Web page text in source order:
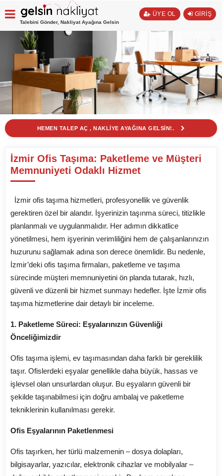
Talebini Gönder, Nakliyat Ayağına Gelsin
ÜYE OL GİRİŞ
HEMEN TALEP AÇ , NAKLİYE AYAĞINA GELSİN!.
İzmir Ofis Taşıma: Paketleme ve Müşteri
Memnuniyeti Odaklı Hizmet
İzmir ofis taşıma hizmetleri, profesyonellik ve güvenlik
gerektiren özel bir alandır. İşyerinizin taşınma süreci, titizlikle
planlanmalı ve uygulanmalıdır. Her adımın dikkatlice
yönetilmesi, hem işyerinin verimliliğini hem de çalışanlarınızın
huzurunu sağlamak adına son derece önemlidir. Bu nedenle,
İzmir’deki ofis taşıma firmaları, paketleme ve taşıma
sürecinde müşteri memnuniyetini ön planda tutarak, hızlı,
güvenli ve düzenli bir hizmet sunmayı hedefler. İşte İzmir ofis
taşıma hizmetlerine dair detaylı bir inceleme.
1. Paketleme Süreci: Eşyalarınızın Güvenliği
Önceliğimizdir
Ofis taşıma işlemi, ev taşımasından daha farklı bir gereklilik
taşır. Ofislerdeki eşyalar genellikle daha büyük, hassas ve
işlevsel olan unsurlardan oluşur. Bu eşyaların güvenli bir
şekilde taşınabilmesi için doğru ambalaj ve paketleme
tekniklerinin kullanılması gerekir.
Ofis Eşyalarının Paketlenmesi
Ofis taşırken, her türlü malzemenin – dosya dolapları,
bilgisayarlar, yazıcılar, elektronik cihazlar ve mobilyalar –